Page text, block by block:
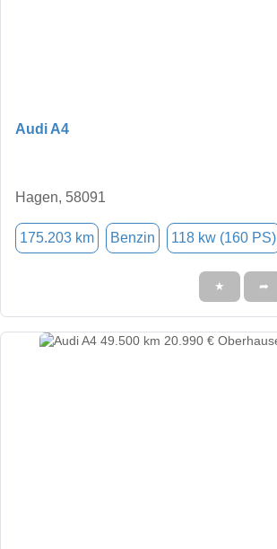
Audi A4
Hagen, 58091
175.203 km Benzin 118 kw (160 PS)
★ ➦